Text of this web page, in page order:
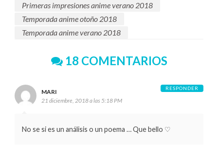
Primeras impresiones anime verano 2018
Temporada anime otoño 2018
Temporada anime verano 2018
18 COMENTARIOS
MARI
21 diciembre, 2018 a las 5:18 PM
No se si es un análisis o un poema … Que bello ♡
RESPONDER